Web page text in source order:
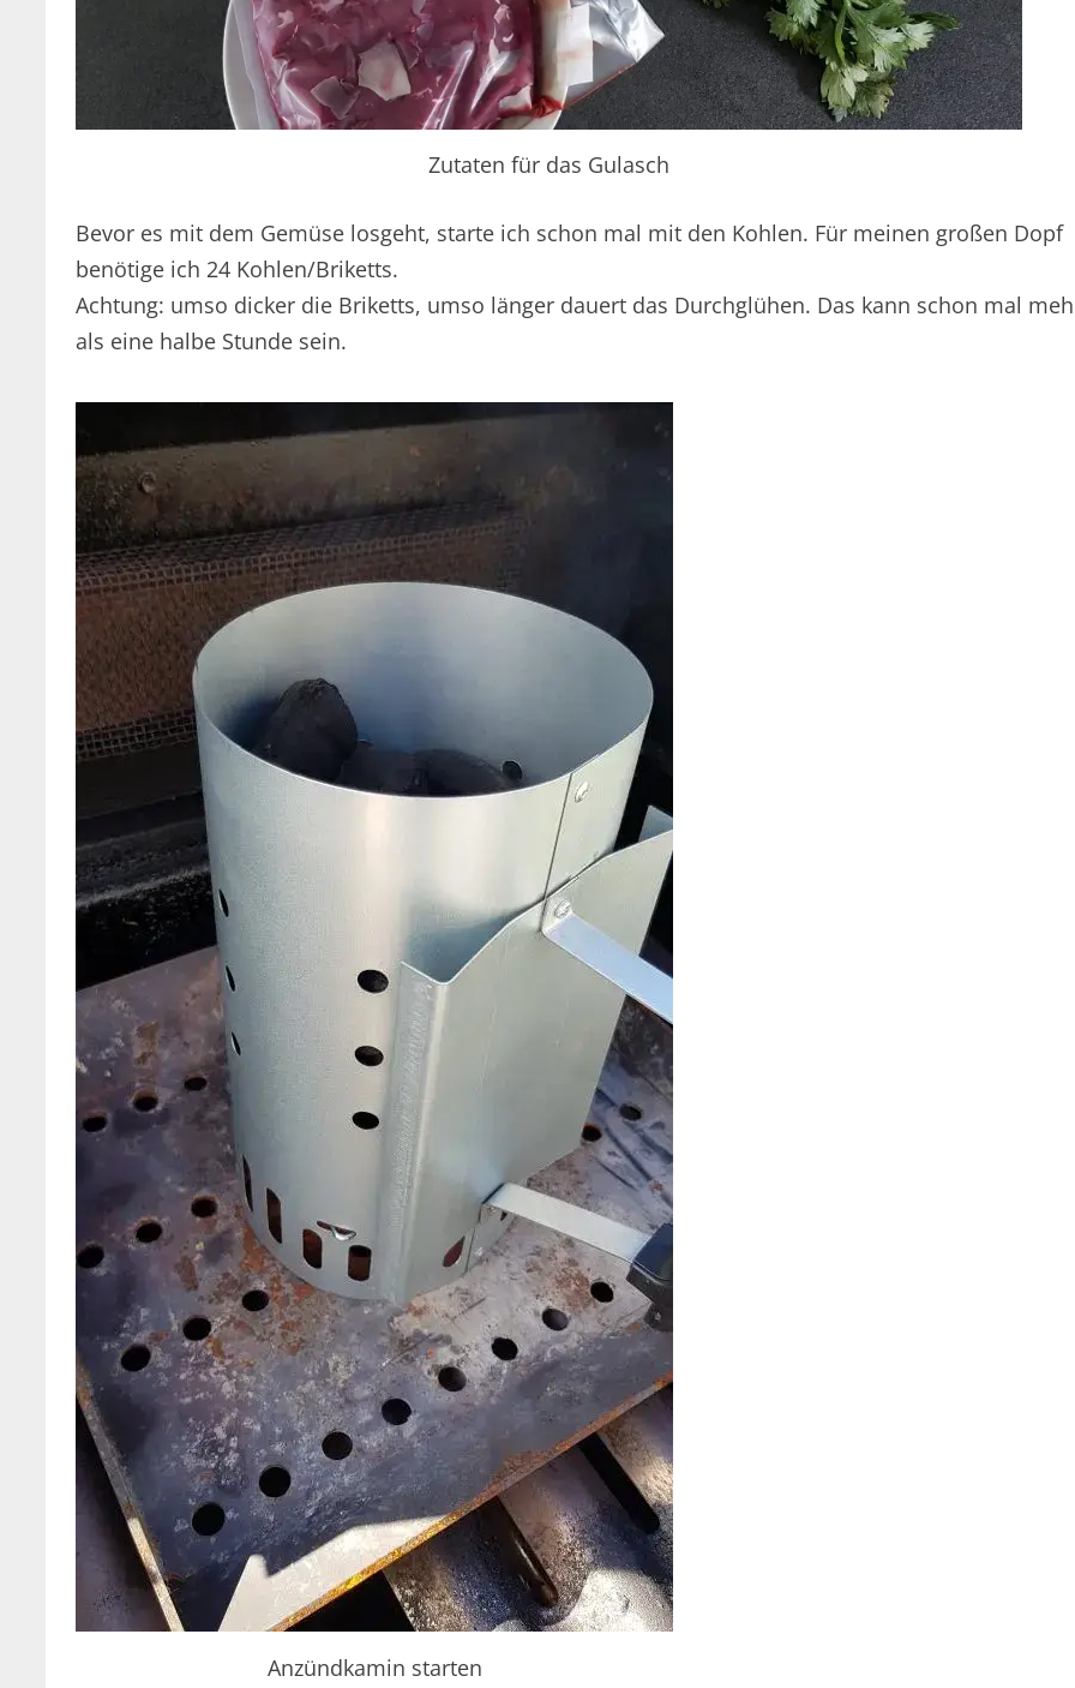
Zutaten für das Gulasch
Bevor es mit dem Gemüse losgeht, starte ich schon mal mit den Kohlen. Für meinen großen Dopf
benötige ich 24 Kohlen/Briketts.
Achtung: umso dicker die Briketts, umso länger dauert das Durchglühen. Das kann schon mal
als eine halbe Stunde sein.
Anzündkamin starten